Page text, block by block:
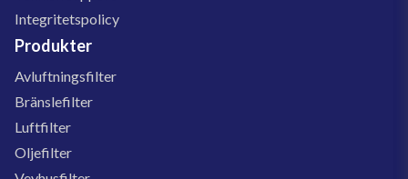
Integritetspolicy
Produkter
Avluftningsfilter
Bränslefilter
Luftfilter
Oljefilter